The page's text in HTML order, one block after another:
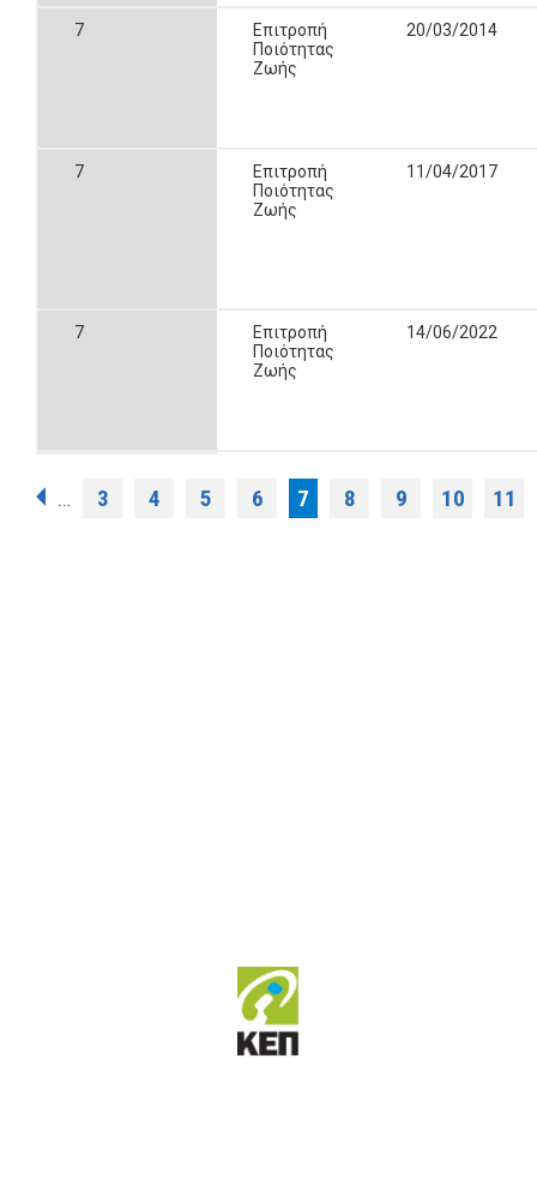
7
Επιτροπή
Ποιότητας
Ζωής
20/03/2014
7
Επιτροπή
Ποιότητας
Ζωής
11/04/2017
7
Επιτροπή
Ποιότητας
Ζωής
14/06/2022
Σελίδες
… 3 4 5 6 7 8 9 10 11